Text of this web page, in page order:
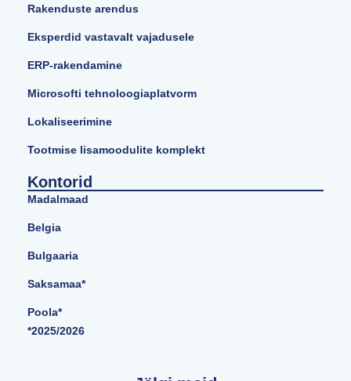
Rakenduste arendus
Eksperdid vastavalt vajadusele
ERP-rakendamine
Microsofti tehnoloogiaplatvorm
Lokaliseerimine
Tootmise lisamoodulite komplekt
Kontorid
Madalmaad
Belgia
Bulgaaria
Saksamaa*
Poola*
*2025/2026